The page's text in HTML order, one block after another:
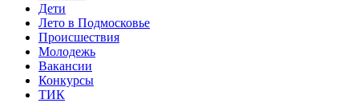
Дети
Лето в Подмосковье
Происшествия
Молодежь
Вакансии
Конкурсы
ТИК